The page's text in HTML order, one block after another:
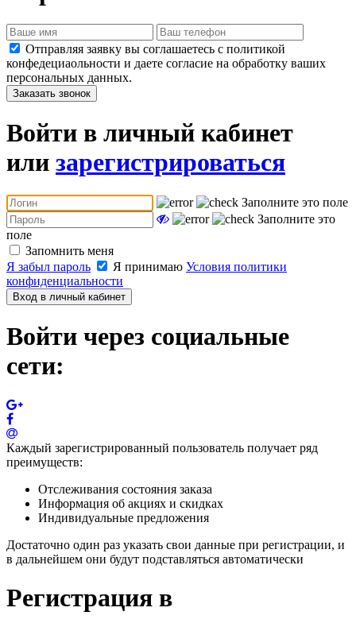
Отправляя заявку вы соглашаетесь с политикой
конфедециаольности и даете согласие на обработку ваших
персональных данных.
Заказать звонок
Войти в личный кабинет
или зарегистрироваться
Заполните это поле
Заполните это
поле
Запомнить меня
Я забыл пароль
Я принимаю Условия политики
конфиденциальности
Вход в личный кабинет
Войти через социальные
сети:
Каждый зарегистрированный пользователь получает ряд
преимуществ:
Отслеживания состояния заказа
Информация об акциях и скидках
Индивидуальные предложения
Достаточно один раз указать свои данные при регистрации, и
в дальнейшем они будут подставляться автоматически
Регистрация в